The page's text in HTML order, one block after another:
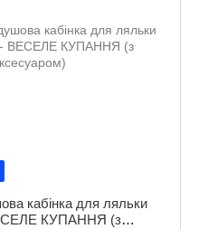
кабінка для ляльки
КУПАННЯ (з